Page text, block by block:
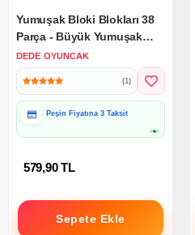
Yumuşak Bloki Blokları 38
Parça - Büyük Yumuşak
Bloklar - Büyük Soft Lego
Oyuncakları
DEDE OYUNCAK
(1)
Peşin Fiyatına 3 Taksit
579,90 TL
Sepete Ekle